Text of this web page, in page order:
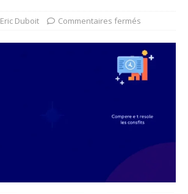
Eric Duboit Commentaires fermés